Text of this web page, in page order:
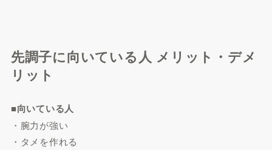
先調子に向いている人 メリット・デメ
リット
■向いている人
・腕力が強い
・タメを作れる